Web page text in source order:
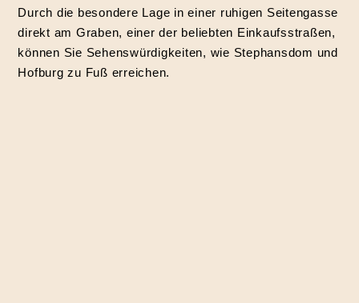
Durch die besondere Lage in einer ruhigen Seitengasse
direkt am Graben, einer der beliebten Einkaufsstraßen,
können Sie Sehenswürdigkeiten, wie Stephansdom und
Hofburg zu Fuß erreichen.